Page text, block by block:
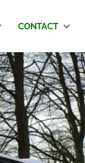
CONTACT